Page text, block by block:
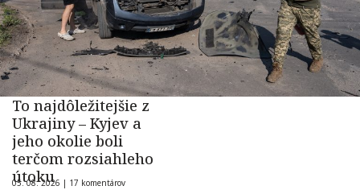
To najdôležitejšie z
Ukrajiny – Kyjev a
jeho okolie boli
terčom rozsiahleho
útoku
05. 08. 2026 | 17 komentárov